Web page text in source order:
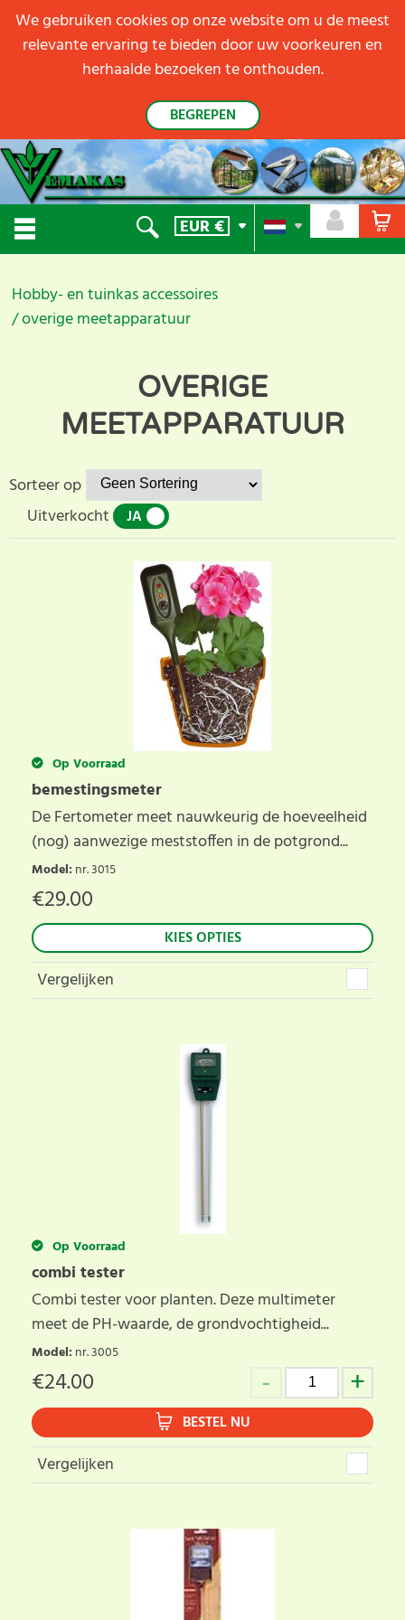
EUR€
Hobby- en tuinkas accessoires
overige meetapparatuur
OVERIGE
MEETAPPARATUUR
Sorteer op
Uitverkocht
JA
Op Voorraad
bemestingsmeter
De Fertometer meet nauwkeurig de hoeveelheid
(nog) aanwezige meststoffen in de potgrond...
Model: nr. 3015
€29.00
KIES OPTIES
Vergelijken
Op Voorraad
combi tester
Combi tester voor planten. Deze multimeter
meet de PH-waarde, de grondvochtigheid...
Model: nr. 3005
€24.00
BESTEL NU
Vergelijken
We gebruiken cookies op onze website om u de meest
relevante ervaring te bieden door uw voorkeuren en
herhaalde bezoeken te onthouden.
BEGREPEN